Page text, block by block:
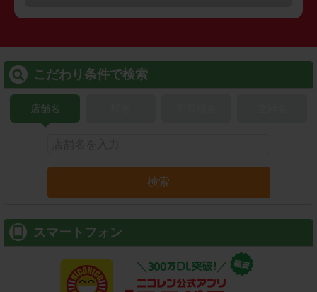
こだわり条件で検索
店舗名
検索
スマートフォン